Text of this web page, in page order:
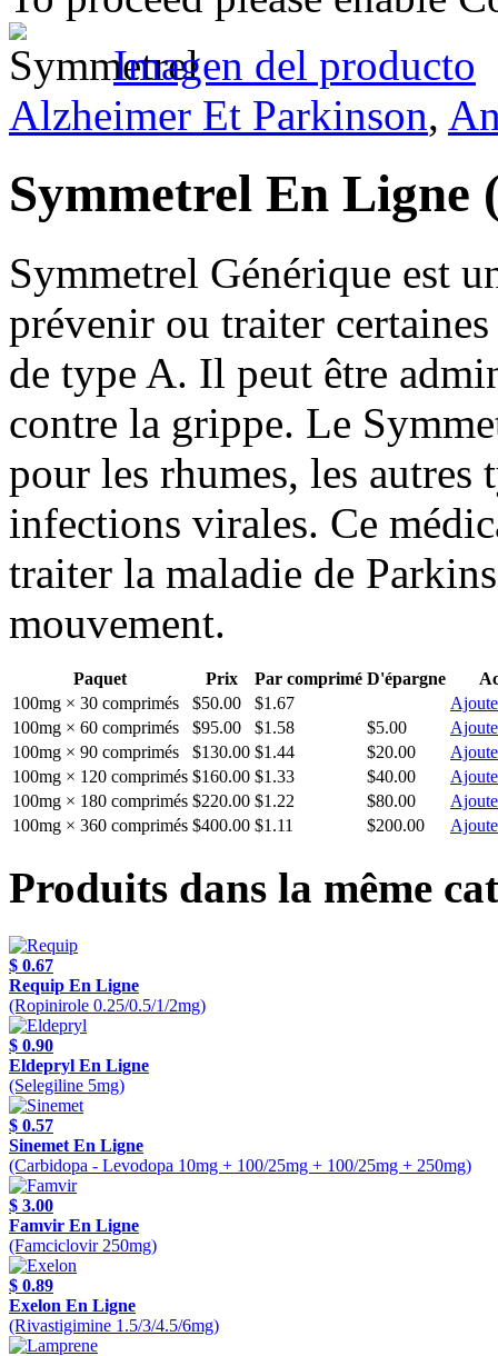
Imagen del producto
Alzheimer Et Parkinson,
Symmetrel En Ligne
Symmetrel Générique est
prévenir ou traiter
de type A. Il peut être
contre la grippe. Le
pour les rhumes, les autres
infections virales. Ce
traiter la maladie de
mouvement.
Paquet Prix Par comprimé D'épargne
100mg × 30 comprimés
$50.00 $1.67
100mg × 60 comprimés
$95.00 $1.58 $5.00
100mg × 90 comprimés
$130.00 $1.44 $20.00
100mg × 120 comprimés $160.00 $1.33 $40.00
100mg × 180 comprimés $220.00 $1.22 $80.00
100mg × 360 comprimés $400.00 $1.11 $200.00
Produits dans la même
$ 0.67
Requip En Ligne
(Ropinirole 0.25/0.5/1/2mg)
$ 0.90
Eldepryl En Ligne
(Selegiline 5mg)
$ 0.57
Sinemet En Ligne
(Carbidopa - Levodopa 10mg + 100/25mg + 100/25mg + 250mg)
$ 3.00
Famvir En Ligne
(Famciclovir 250mg)
$ 0.89
Exelon En Ligne
(Rivastigimine 1.5/3/4.5/6mg)